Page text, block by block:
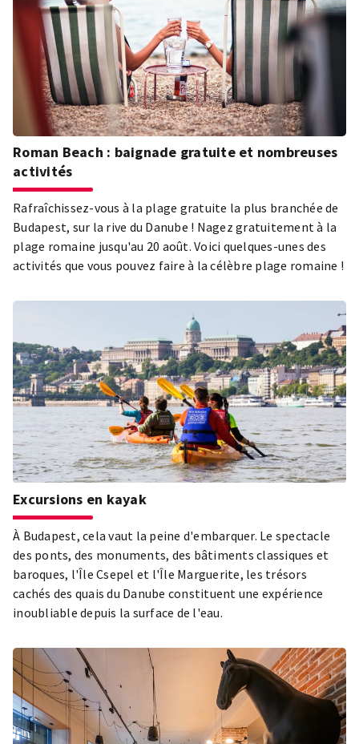
Roman Beach : baignade gratuite et nombreuses
activités
Rafraîchissez-vous à la plage gratuite la plus branchée de
Budapest, sur la rive du Danube ! Nagez gratuitement à la
plage romaine jusqu'au 20 août. Voici quelques-unes des
activités que vous pouvez faire à la célèbre plage romaine !
Excursions en kayak
À Budapest, cela vaut la peine d'embarquer. Le spectacle
des ponts, des monuments, des bâtiments classiques et
baroques, l'Île Csepel et l'Île Marguerite, les trésors
cachés des quais du Danube constituent une expérience
inoubliable depuis la surface de l'eau.